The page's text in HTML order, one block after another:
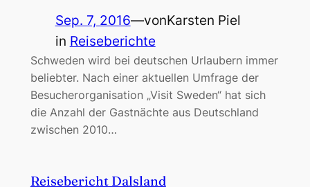
Sep. 7, 2016—vonKarsten Piel
in Reiseberichte
Schweden wird bei deutschen Urlaubern immer
beliebter. Nach einer aktuellen Umfrage der
Besucherorganisation „Visit Sweden“ hat sich
die Anzahl der Gastnächte aus Deutschland
zwischen 2010…
Reisebericht Dalsland